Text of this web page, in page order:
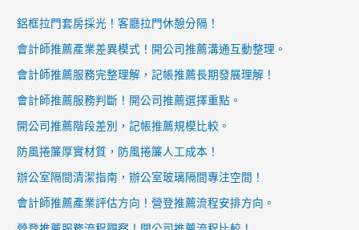
鋁框拉門套房採光！客廳拉門休憩分隔！
會計師推薦產業差異模式！開公司推薦溝通互動整理。
會計師推薦服務完整理解，記帳推薦長期發展理解！
會計師推薦服務判斷！開公司推薦選擇重點。
開公司推薦階段差別，記帳推薦規模比較。
防風捲簾厚實材質，防風捲簾人工成本！
辦公室隔間清潔指南，辦公室玻璃隔間專注空間！
會計師推薦產業評估方向！營登推薦流程安排方向。